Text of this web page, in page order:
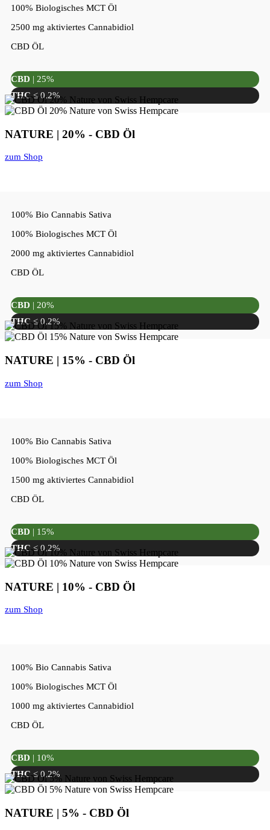
100% Biologisches MCT Öl
2500 mg aktiviertes Cannabidiol
CBD ÖL
CBD | 25%
THC≤ 0,2%
NATURE | 20% - CBD Öl
zum Shop
100% Bio Cannabis Sativa
100% Biologisches MCT Öl
2000 mg aktiviertes Cannabidiol
CBD ÖL
CBD | 20%
THC≤ 0,2%
NATURE | 15% - CBD Öl
zum Shop
100% Bio Cannabis Sativa
100% Biologisches MCT Öl
1500 mg aktiviertes Cannabidiol
CBD ÖL
CBD | 15%
THC≤ 0,2%
NATURE | 10% - CBD Öl
zum Shop
100% Bio Cannabis Sativa
100% Biologisches MCT Öl
1000 mg aktiviertes Cannabidiol
CBD ÖL
CBD | 10%
THC≤ 0,2%
NATURE | 5% - CBD Öl